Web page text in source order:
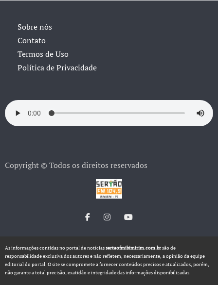
Sobre nós
Contato
Termos de Uso
Política de Privacidade
Copyright © Todos os direitos reservados
As informações contidas no portal de notíciassertaofmibimirim.com.brsão de
responsabilidade exclusiva dos autores e não refletem, necessariamente, a opinião da equipe
editorial do portal. O site se compromete a fornecer conteúdos precisos e atualizados, porém,
não garante a total precisão, exatidão e integridade das informações disponibilizadas.